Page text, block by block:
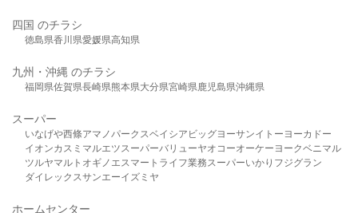
四国 のチラシ
徳島県香川県愛媛県高知県
九州・沖縄 のチラシ
福岡県佐賀県長崎県熊本県大分県宮崎県鹿児島県沖縄県
スーパー
いなげや西條アマノパークスベイシア ビッグヨーサンイトーヨーカドー
イオンカスミ マルエツスーパーバリューヤオコーオーケー ヨークベニマル
ツルヤマルト オギノ エスマート ライフ業務スーパーいかり フジグラン
ダイレックスサンエーイズミヤ
ホームセンター